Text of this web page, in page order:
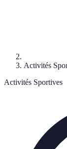
Activités
Activités Sportives